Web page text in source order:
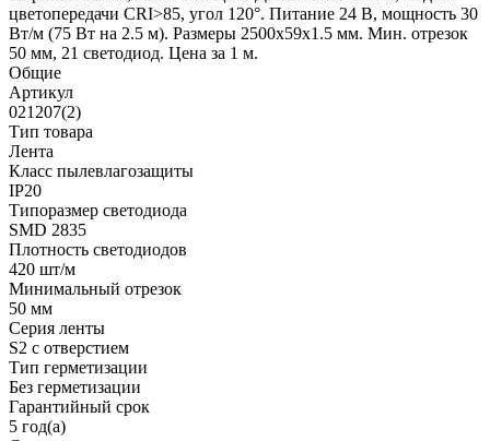
цветопередачи CRI>85, угол 120°. Питание 24 В, мощность 30
Вт/м (75 Вт на 2.5 м). Размеры 2500x59x1.5 мм. Мин. отрезок
50 мм, 21 светодиод. Цена за 1 м.
Общие
Артикул
021207(2)
Тип товара
Лента
Класс пылевлагозащиты
IP20
Типоразмер светодиода
SMD 2835
Плотность светодиодов
420 шт/м
Минимальный отрезок
50 мм
Серия ленты
S2 с отверстием
Тип герметизации
Без герметизации
Гарантийный срок
5 год(а)